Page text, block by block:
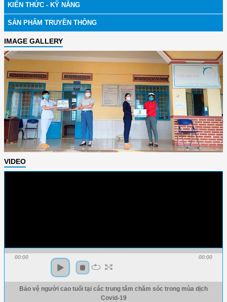
KIẾN THỨC - KỸ NĂNG
SẢN PHẨM TRUYỀN THÔNG
IMAGE GALLERY
VIDEO
00:00 00:00
Bảo vệ người cao tuổi tại các trung tâm chăm sóc trong mùa dịch
Covid-19